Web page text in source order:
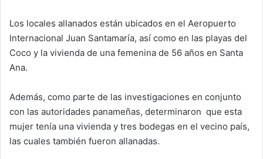
Los locales allanados están ubicados en el Aeropuerto
Internacional Juan Santamaría, así como en las playas del
Coco y la vivienda de una femenina de 56 años en Santa
Ana.
Además, como parte de las investigaciones en conjunto
con las autoridades panameñas, determinaron que esta
mujer tenía una vivienda y tres bodegas en el vecino país,
las cuales también fueron allanadas.